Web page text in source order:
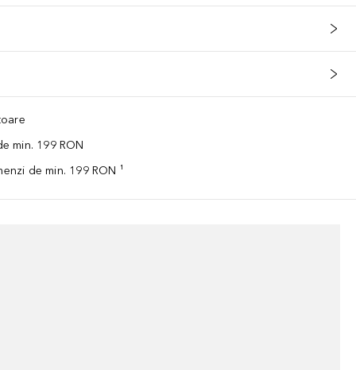
min. 199 RON
de min. 199 RON ¹